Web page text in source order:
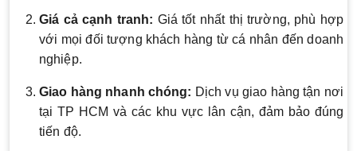
Giá cả cạnh tranh: Giá tốt nhất thị trường, phù hợp
với mọi đối tượng khách hàng từ cá nhân đến doanh
nghiệp.
Giao hàng nhanh chóng: Dịch vụ giao hàng tận nơi
tại TP HCM và các khu vực lân cận, đảm bảo đúng
tiến độ.